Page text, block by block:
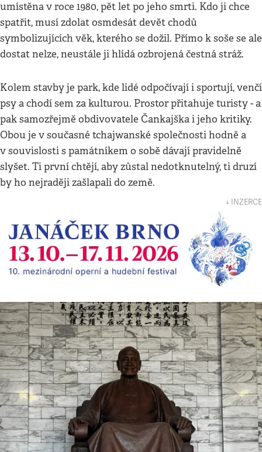
umístěna v roce 1980, pět let po jeho smrti. Kdo ji chce
spatřit, musí zdolat osmdesát devět chodů
symbolizujících věk, kterého se dožil. Přímo k soše se ale
dostat nelze, neustále ji hlídá ozbrojená čestná stráž.
Kolem stavby je park, kde lidé odpočívají i sportují, venčí
psy a chodí sem za kulturou. Prostor přitahuje turisty - a
pak samozřejmě obdivovatele Čankajška i jeho kritiky.
Obou je v současné tchajwanské společnosti hodně a
v souvislosti s památníkem o sobě dávají pravidelně
slyšet. Ti první chtějí, aby zůstal nedotknutelný, ti druzí
by ho nejraději zašlapali do země.
↓ INZERCE